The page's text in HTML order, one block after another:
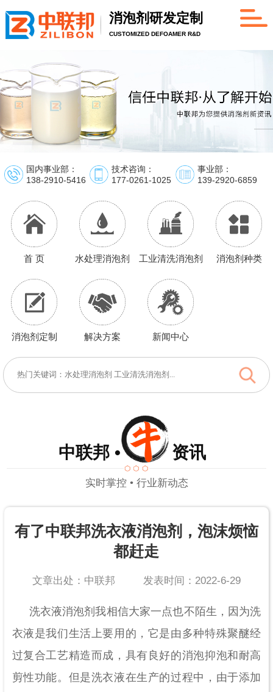
消泡剂研发定制
CUSTOMIZED DEFOAMER R&D
国内事业部：
138-2910-5416
技术咨询：
177-0261-1025
事业部：
139-2920-6859
首 页 水处理消泡剂 工业清洗消泡剂 消泡剂种类
消泡剂定制 解决方案 新闻中心
中联邦 • 资讯
实时掌控 • 行业新动态
有了中联邦洗衣液消泡剂，泡沫烦恼
都赶走
文章出处：中联邦 发表时间：2022-6-29
洗衣液消泡剂我相信大家一点也不陌生，因为洗
衣液是我们生活上要用的，它是由多种特殊聚醚经
过复合工艺精造而成，具有良好的消泡抑泡和耐高
剪性功能。但是洗衣液在生产的过程中，由于添加